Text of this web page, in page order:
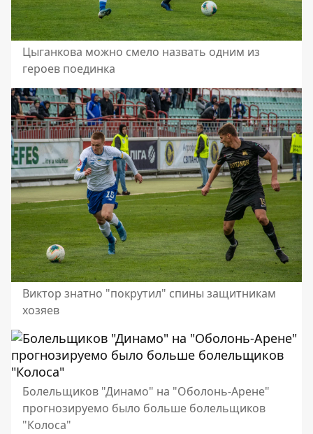
Цыганкова можно смело назвать одним из
героев поединка
Виктор знатно "покрутил" спины защитникам
хозяев
Болельщиков "Динамо" на "Оболонь-Арене"
прогнозируемо было больше болельщиков
"Колоса"